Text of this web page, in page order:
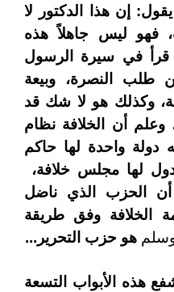
إن هذا الدكتور لا
فهو ليس جاهلاً هذه
قرأ في سيرة الرسول
طلب النصرة، وبيعة
وكذلك هو لا شك قد
وعلم أن الخلافة نظام
دولة واحدة لها حاكم
لها مجلس خلافة،
الحزب الذي ناضل
الخلافة وفق طريقة
هو حزب التحرير...
هذه الأبواب التسعة